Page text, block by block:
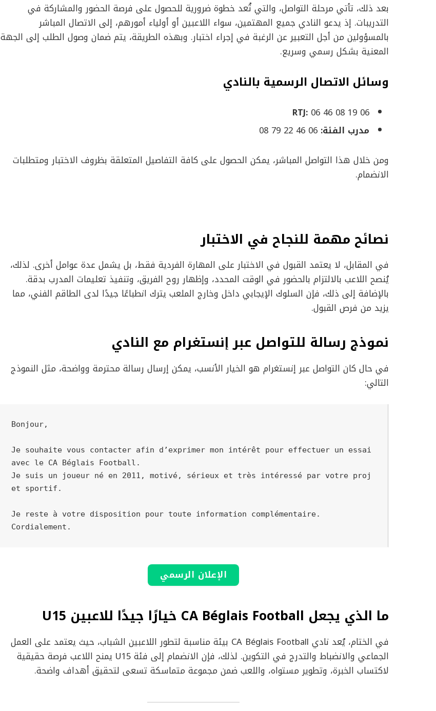
بعد ذلك، تأتي مرحلة التواصل، والتي تُعد خطوة ضرورية للحصول على فرصة الحضور والمشاركة في
التدريبات. إذ يدعو النادي جميع المهتمين، سواء اللاعبين أو أولياء أمورهم، إلى الاتصال المباشر
بالمسؤولين من أجل التعبير عن الرغبة في إجراء اختبار. وبهذه الطريقة، يتم ضمان وصول الطلب إلى الجهة
المعنية بشكل رسمي وسريع.
وسائل الاتصال الرسمية بالنادي
RTJ: 06 46 08 19 06
مدرب الفئة:
ومن خلال هذا التواصل المباشر، يمكن الحصول على كافة التفاصيل المتعلقة بظروف الاختبار ومتطلبات
الانضمام.
نصائح مهمة للنجاح في الاختبار
في المقابل، لا يعتمد القبول في الاختبار على المهارة الفردية فقط، بل يشمل عدة عوامل أخرى. لذلك،
يُنصح اللاعب بالالتزام بالحضور في الوقت المحدد، وإظهار روح الفريق، وتنفيذ تعليمات المدرب بدقة.
بالإضافة إلى ذلك، فإن السلوك الإيجابي داخل وخارج الملعب يترك انطباعًا جيدًا لدى الطاقم الفني، مما
يزيد من فرص القبول.
نموذج رسالة للتواصل عبر إنستغرام مع النادي
في حال كان التواصل عبر إنستغرام هو الخيار الأنسب، يمكن إرسال رسالة محترمة وواضحة، مثل النموذج
التالي:
Bonjour,
Je souhaite vous contacter afin d’exprimer mon intérêt pour effectuer un essai
avec le CA Béglais Football.
Je suis un joueur né en 2011, motivé, sérieux et très intéressé par votre proj
et sportif.
Je reste à votre disposition pour toute information complémentaire.
الإعلان الرسمي
ما الذي يجعل CA Béglais Football خيارًا جيدًا للاعبين U15
في الختام، يُعد نادي CA Béglais Football بيئة مناسبة لتطور اللاعبين الشباب، حيث يعتمد على العمل
الجماعي والانضباط والتدرج في التكوين. لذلك، فإن الانضمام إلى فئة U15 يمنح اللاعب فرصة حقيقية
لاكتساب الخبرة، وتطوير مستواه، واللعب ضمن مجموعة متماسكة تسعى لتحقيق أهداف واضحة.